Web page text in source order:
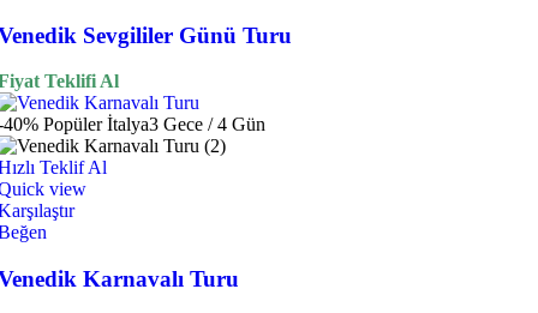
Sevgililer Günü Turu
Teklifi Al
40% Popüler İtalya3 Gece / 4 Gün
Teklif Al
view
Karnavalı Turu